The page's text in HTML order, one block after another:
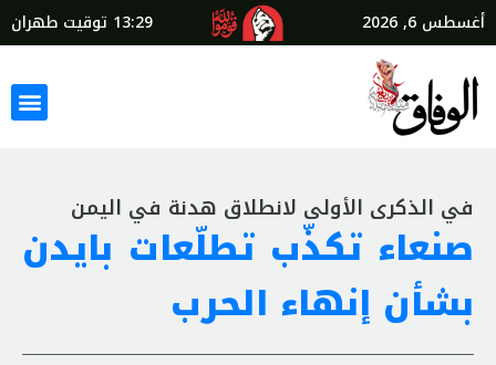
أغسطس 6, 2026 13:29 توقيت طهران
في الذكرى الأولى لانطلاق هدنة في اليمن
صنعاء تكذّب تطلّعات بايدن
بشأن إنهاء الحرب